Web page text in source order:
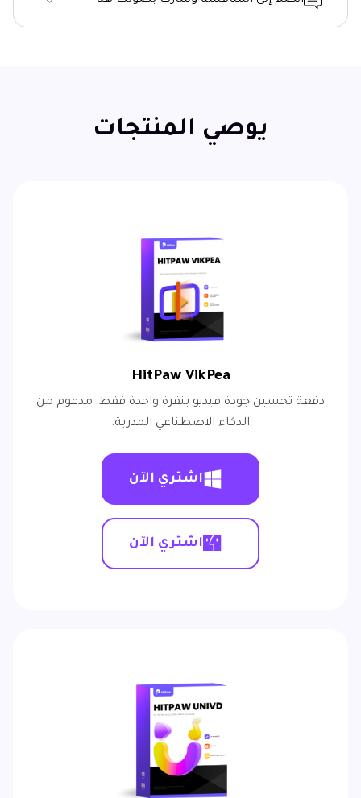
يوصي المنتجات
HitPaw VikPea
دفعة تحسين جودة فيديو بنقرة واحدة فقط. مدعوم من
الذكاء الاصطناعي المدربة.
اشتري الآن
اشتري الآن